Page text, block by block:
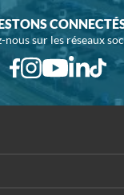
nous sur les réseaux